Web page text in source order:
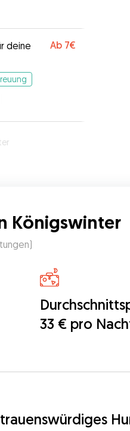
deine
Ab 7€
Königswinter
)
33 € pro